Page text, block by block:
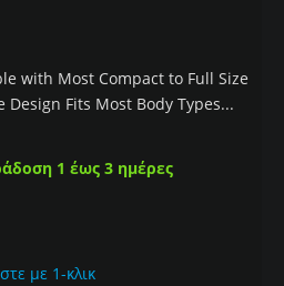
with Most Compact to Full Size
Fits Most Body Types...
1 έως 3 ημέρες
με 1-κλικ